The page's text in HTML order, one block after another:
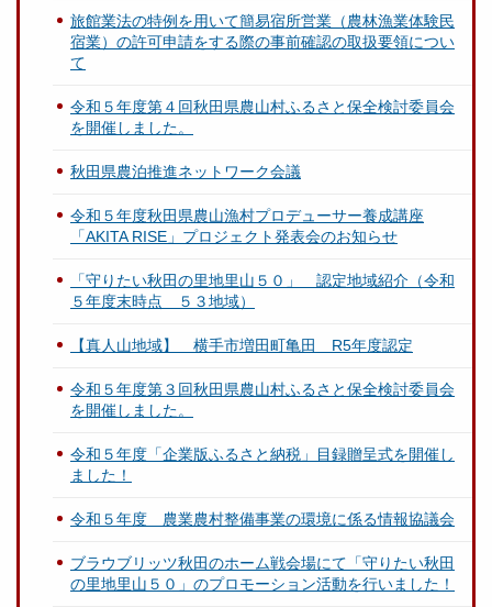
旅館業法の特例を用いて簡易宿所営業（農林漁業体験民
宿業）の許可申請をする際の事前確認の取扱要領につい
て
令和５年度第４回秋田県農山村ふるさと保全検討委員会
を開催しました。
秋田県農泊推進ネットワーク会議
令和５年度秋田県農山漁村プロデューサー養成講座
「AKITA RISE」プロジェクト発表会のお知らせ
「守りたい秋田の里地里山５０」 認定地域紹介（令和
５年度末時点 ５３地域）
【真人山地域】 横手市増田町亀田 R5年度認定
令和５年度第３回秋田県農山村ふるさと保全検討委員会
を開催しました。
令和５年度「企業版ふるさと納税」目録贈呈式を開催し
ました！
令和５年度 農業農村整備事業の環境に係る情報協議会
ブラウブリッツ秋田のホーム戦会場にて「守りたい秋田
の里地里山５０」のプロモーション活動を行いました！